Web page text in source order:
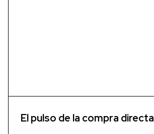
El pulso de la compra directa